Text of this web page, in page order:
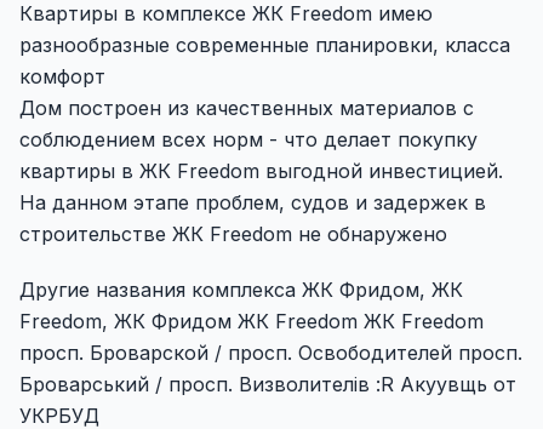
Квартиры в комплексе ЖК Freedom имею
разнообразные современные планировки, класса
комфорт
Дом построен из качественных материалов с
соблюдением всех норм - что делает покупку
квартиры в ЖК Freedom выгодной инвестицией.
На данном этапе проблем, судов и задержек в
строительстве ЖК Freedom не обнаружено
Другие названия комплекса ЖК Фридом, ЖК
Freedom, ЖК Фридом ЖК Freedom ЖК Freedom
просп. Броварской / просп. Освободителей просп.
Броварський / просп. Визволителів :R Акуувщь от
УКРБУД